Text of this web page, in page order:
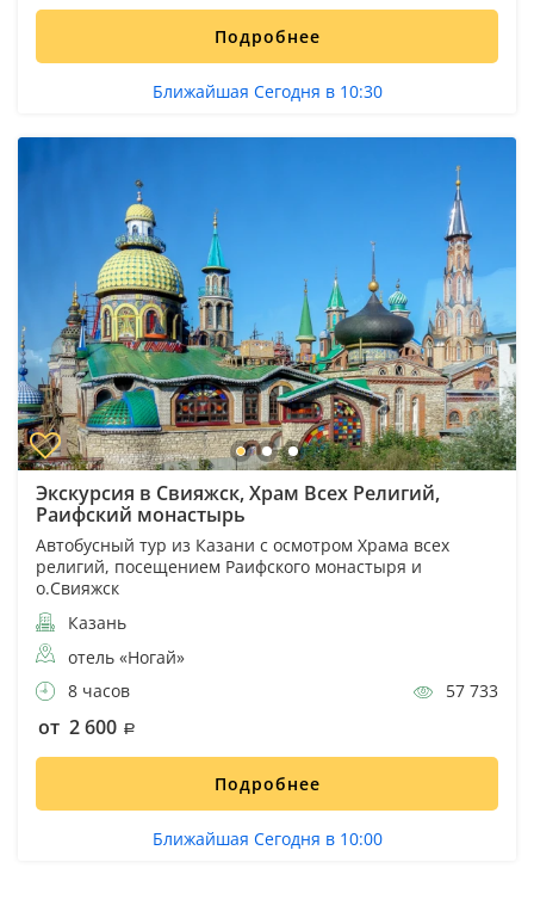
Подробнее
Ближайшая Сегодня в 10:30
Экскурсия в Свияжск, Храм Всех Религий,
Раифский монастырь
Автобусный тур из Казани с осмотром Храма всех
религий, посещением Раифского монастыря и
о.Свияжск
Казань
отель «Ногай»
8 часов
57 733
от 2 600
Подробнее
Ближайшая Сегодня в 10:00